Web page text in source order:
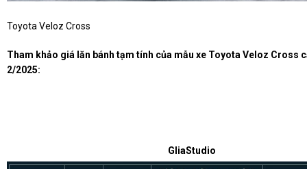
Toyota Veloz Cross
Tham khảo giá lăn bánh tạm tính của mẫu xe Toyota Veloz Cross
2/2025:
GliaStudio